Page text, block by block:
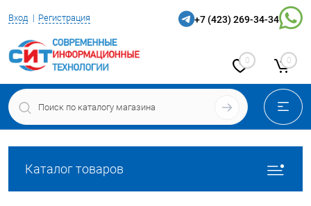
Вход Регистрация +7 (423) 269-34-34
0 0
Каталог товаров